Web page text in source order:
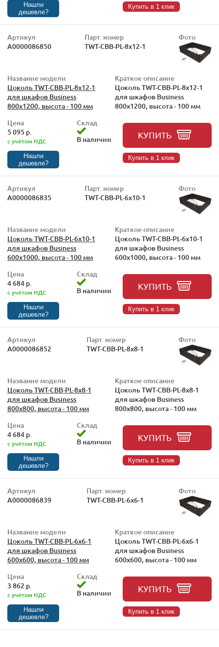
Нашли
дешевле?
Купить в 1 клик
Артикул
А0000086850
Парт. номер
TWT-CBB-PL-8x12-1
Фото
Название модели
Цоколь TWT-CBB-PL-8x12-1
для шкафов Business
800x1200, высота - 100 мм
Краткое описание
Цоколь TWT-CBB-PL-8x12-1
для шкафов Business
800x1200, высота - 100 мм
Цена
5 095 р.
с учётом НДС
Нашли
дешевле?
Склад
В наличии
КУПИТЬ
Купить в 1 клик
Артикул
А0000086835
Парт. номер
TWT-CBB-PL-6x10-1
Фото
Название модели
Цоколь TWT-CBB-PL-6x10-1
для шкафов Business
600x1000, высота - 100 мм
Краткое описание
Цоколь TWT-CBB-PL-6x10-1
для шкафов Business
600x1000, высота - 100 мм
Цена
4 684 р.
с учётом НДС
Нашли
дешевле?
Склад
В наличии
КУПИТЬ
Купить в 1 клик
Артикул
А0000086852
Парт. номер
TWT-CBB-PL-8x8-1
Фото
Название модели
Цоколь TWT-CBB-PL-8x8-1
для шкафов Business
800x800, высота - 100 мм
Краткое описание
Цоколь TWT-CBB-PL-8x8-1
для шкафов Business
800x800, высота - 100 мм
Цена
4 684 р.
с учётом НДС
Нашли
дешевле?
Склад
В наличии
КУПИТЬ
Купить в 1 клик
Артикул
А0000086839
Парт. номер
TWT-CBB-PL-6x6-1
Фото
Название модели
Цоколь TWT-CBB-PL-6x6-1
для шкафов Business
600x600, высота - 100 мм
Краткое описание
Цоколь TWT-CBB-PL-6x6-1
для шкафов Business
600x600, высота - 100 мм
Цена
3 862 р.
с учётом НДС
Нашли
дешевле?
Склад
В наличии
КУПИТЬ
Купить в 1 клик